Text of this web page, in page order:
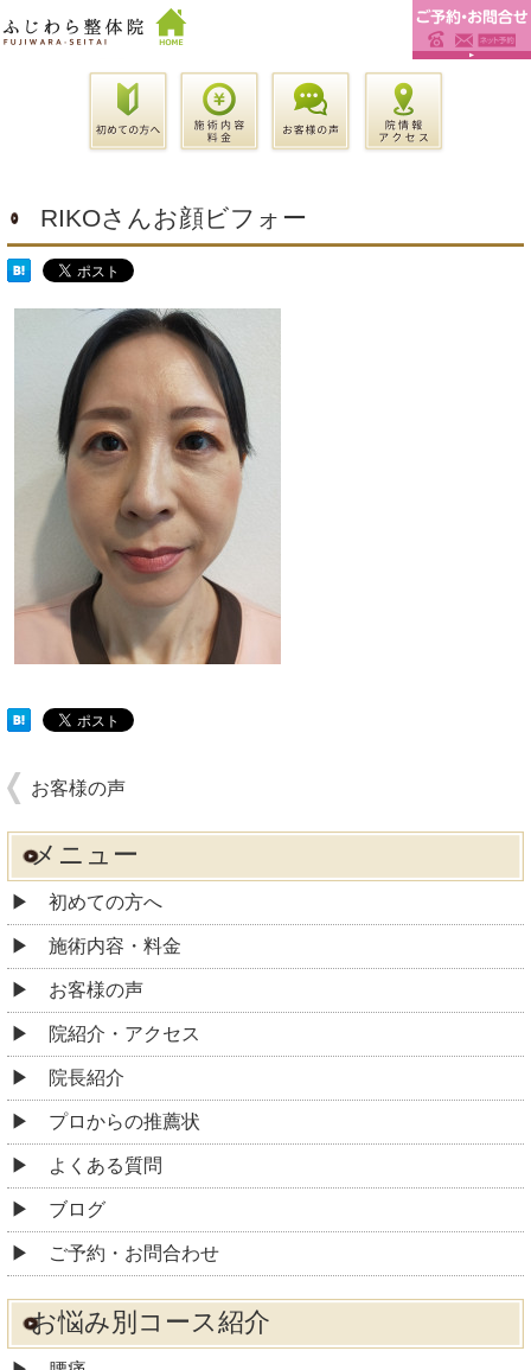
RIKOさんお顔ビフォー
お客様の声
メニュー
初めての方へ
施術内容・料金
お客様の声
院紹介・アクセス
院長紹介
プロからの推薦状
よくある質問
ブログ
ご予約・お問合わせ
お悩み別コース紹介